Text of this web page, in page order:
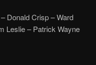
Donald Crisp – Ward
Leslie – Patrick Wayne